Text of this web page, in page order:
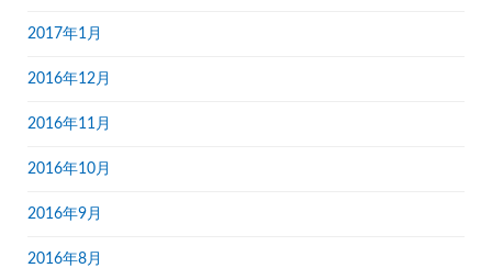
2017年1月
2016年12月
2016年11月
2016年10月
2016年9月
2016年8月